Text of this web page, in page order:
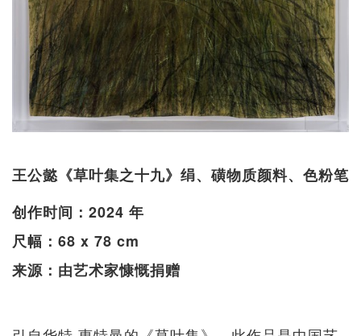
王公懿《草叶集之十九》绢、磺物质颜料、色粉笔
创作时间：2024 年
尺幅：68 x 78 cm
来源：由艺术家慷慨捐赠